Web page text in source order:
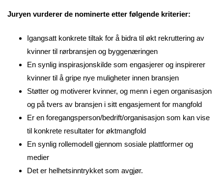
Juryen vurderer de nominerte etter følgende kriterier:
Igangsatt konkrete tiltak for å bidra til økt rekruttering av
kvinner til rørbransjen og byggenæringen
En synlig inspirasjonskilde som engasjerer og inspirerer
kvinner til å gripe nye muligheter innen bransjen
Støtter og motiverer kvinner, og menn i egen organisasjon
og på tvers av bransjen i sitt engasjement for mangfold
Er en foregangsperson/bedrift/organisasjon som kan vise
til konkrete resultater for øktmangfold
En synlig rollemodell gjennom sosiale plattformer og
medier
Det er helhetsinntrykket som avgjør.